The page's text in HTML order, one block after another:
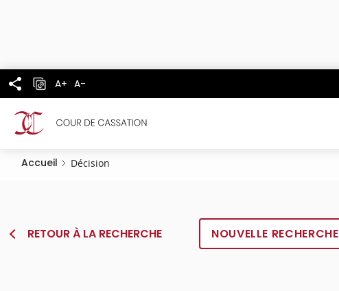
A+ A-
Accueil Décision
RETOUR À LA RECHERCHE NOUVELLE RECHERCHE